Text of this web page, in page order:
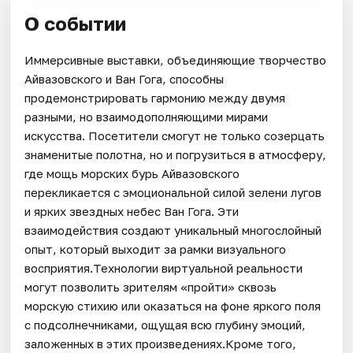
О событии
Иммерсивные выставки, объединяющие творчество
Айвазовского и Ван Гога, способны
продемонстрировать гармонию между двумя
разными, но взаимодополняющими мирами
искусства. Посетители смогут не только созерцать
знаменитые полотна, но и погрузиться в атмосферу,
где мощь морских бурь Айвазовского
перекликается с эмоциональной силой зелени лугов
и ярких звездных небес Ван Гога. Эти
взаимодействия создают уникальный многослойный
опыт, который выходит за рамки визуального
восприятия.Технологии виртуальной реальности
могут позволить зрителям «пройти» сквозь
морскую стихию или оказаться на фоне яркого поля
с подсолнечниками, ощущая всю глубину эмоций,
заложенных в этих произведениях.Кроме того,